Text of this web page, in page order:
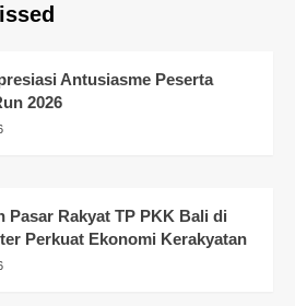
Antusiasme Peserta
2026
Pasar Rakyat TP PKK Bali di
Perkuat Ekonomi Kerakyatan